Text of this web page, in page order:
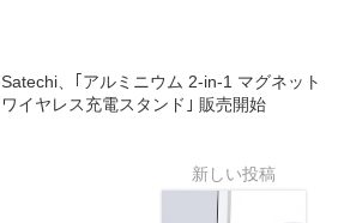
Satechi、｢アルミニウム 2-in-1 マグネット
ワイヤレス充電スタンド｣ 販売開始